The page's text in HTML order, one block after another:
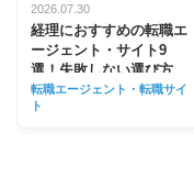
2026.07.30
経理におすすめの転職エ
ージェント・サイト9
選！失敗しない選び方と
使い方を解説
転職エージェント・転職サイ
ト